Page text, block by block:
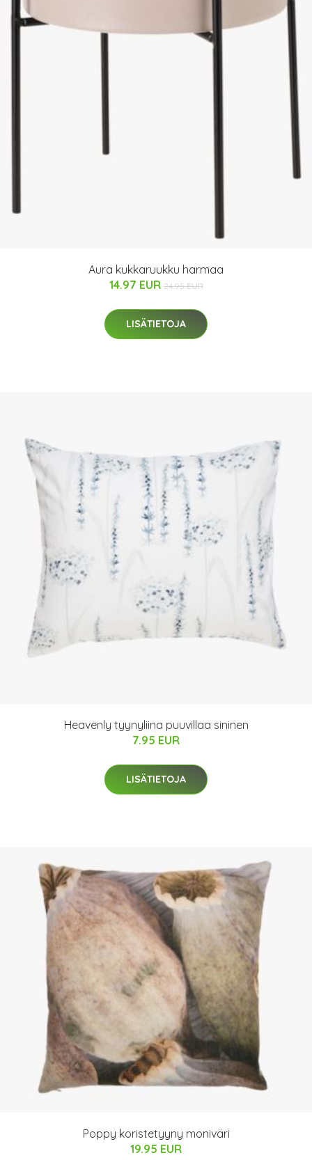
Aura kukkaruukku harmaa
14.97 EUR 24.95 EUR
LISÄTIETOJA
Heavenly tyynyliina puuvillaa sininen
7.95 EUR
LISÄTIETOJA
Poppy koristetyyny moniväri
19.95 EUR